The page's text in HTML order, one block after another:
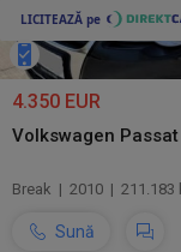
4.350 EUR
Volkswagen
Break | 2010 |
Sună